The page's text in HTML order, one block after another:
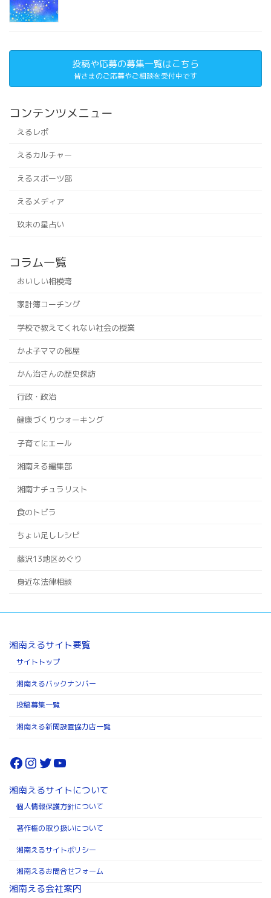
投稿や応募の募集一覧はこちら
皆さまのご応募やご相談を受付中です
コンテンツメニュー
えるレポ
えるカルチャー
えるスポーツ部
えるメディア
玖未の星占い
コラム一覧
おいしい相模湾
家計簿コーチング
学校で教えてくれない社会の授業
かよ子ママの部屋
かん治さんの歴史探訪
行政・政治
健康づくりウォーキング
子育てにエール
湘南える編集部
湘南ナチュラリスト
食のトビラ
ちょい足しレシピ
藤沢13地区めぐり
身近な法律相談
湘南えるサイト要覧
サイトトップ
湘南えるバックナンバー
投稿募集一覧
湘南える新聞設置協力店一覧
Facebook
Instagram
Twitter
YouTube
湘南えるサイトについて
個人情報保護方針について
著作権の取り扱いについて
湘南えるサイトポリシー
湘南えるお問合せフォーム
湘南える会社案内